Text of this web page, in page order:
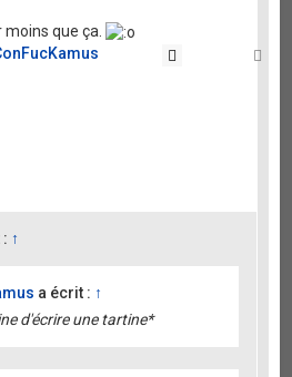
que ça.
↑
a écrit : ↑
d'écrire une tartine*